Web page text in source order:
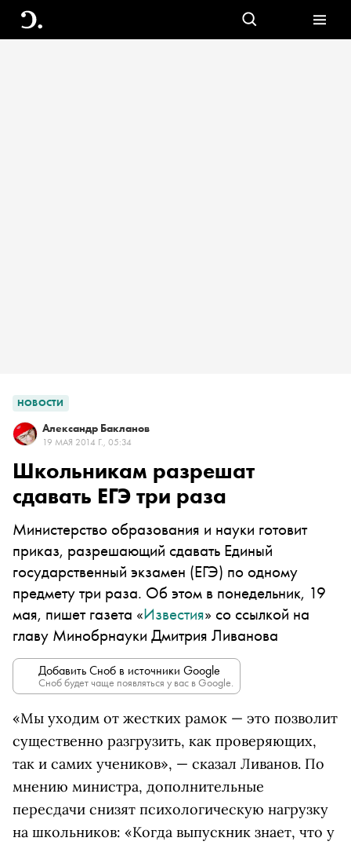
НОВОСТИ
Александр Бакланов
19 МАЯ 2014 Г., 05:34
Школьникам разрешат
сдавать ЕГЭ три раза
Министерство образования и науки готовит
приказ, разрешающий сдавать Единый
государственный экзамен (ЕГЭ) по одному
предмету три раза. Об этом в понедельник, 19
мая, пишет газета «Известия» со ссылкой на
главу Минобрнауки Дмитрия Ливанова
Добавить Сноб в источники Google
Сноб будет чаще появляться у вас в Google.
«Мы уходим от жестких рамок — это позволит
существенно разгрузить, как проверяющих,
так и самих учеников», — сказал Ливанов. По
мнению министра, дополнительные
пересдачи снизят психологическую нагрузку
на школьников: «Когда выпускник знает, что у